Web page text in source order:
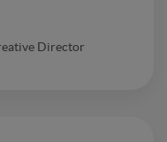
Director